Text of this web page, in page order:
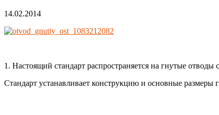
14.02.2014
1. Настоящий стандарт распространяется на гнутые
Стандарт устанавливает конструкцию и основные